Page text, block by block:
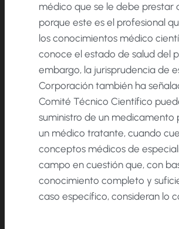
médico que se le debe prestar
porque este es el profesional
los conocimientos médico
conoce el estado de salud del
embargo, la jurisprudencia de
Corporación también ha
Comité Técnico Científico
suministro de un medicamento
un médico tratante, cuando
conceptos médicos de
campo en cuestión que, con
conocimiento completo y
caso específico, consideran lo